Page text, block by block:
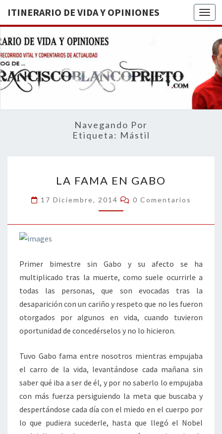
ITINERARIO DE VIDA Y OPINIONES
DE
BREVE
RECORRIDO
VITAL Y
ACTUALIDAD
Navegando Por
Etiqueta: Mástil
FAMA
EN
GABO
LA FAMA EN GABO
17 Diciembre, 2014 Comentarios
0 Comentarios
Primer bimestre sin Gabo y su afecto se ha
multiplicado tras la muerte, como suele ocurrirle a
todas las personas, que son evocadas tras la
desaparición con un cariño y respeto que no les fueron
otorgados por algunos en vida, cuando tuvieron
oportunidad de concedérselos y no lo hicieron.
Tuvo Gabo fama entre nosotros mientras empujaba
el carro de la vida, levantándose cada mañana sin
saber qué iba a ser de él, y por no saberlo lo empujaba
con más fuerza persiguiendo la meta que buscaba y
despertándose cada día con el miedo en el cuerpo por
lo que pudiera sucederle, hasta que llegó el Nobel